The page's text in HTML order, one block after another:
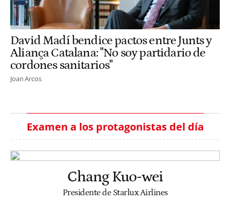
David Madí bendice pactos entre Junts y
Aliança Catalana: "No soy partidario de
cordones sanitarios"
Joan Arcos
Examen a los protagonistas del día
Chang Kuo-wei
Presidente de Starlux Airlines